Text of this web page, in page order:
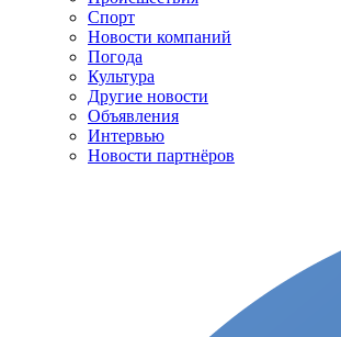
Спорт
Новости компаний
Погода
Культура
Другие новости
Объявления
Интервью
Новости партнёров